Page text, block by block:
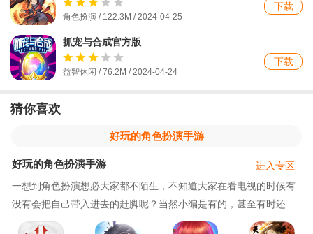
角色扮演 / 122.3M / 2024-04-25
下载
抓宠与合成官方版
益智休闲 / 76.2M / 2024-04-24
下载
猜你喜欢
好玩的角色扮演手游
好玩的角色扮演手游
一想到角色扮演想必大家都不陌生，不知道大家在看电视的时候有
没有会把自己带入进去的赶脚呢？当然小编是有的，甚至有时还会
稀里哗啦的！接下来呢，就给大家带来几款好玩的角色扮演的手
进入专区